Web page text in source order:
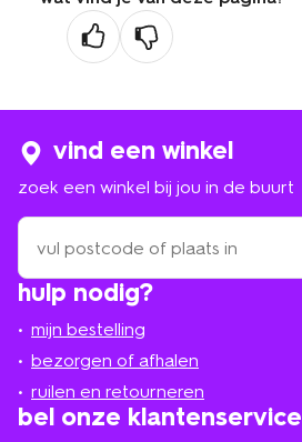
hulp nodig?
mijn bestelling
bezorgen of afhalen
ruilen en retourneren
bel onze klantenservice
vind een winkel
zoek een winkel bij jou in de buurt
zoek
een
winkel
bij
in
de
buurt